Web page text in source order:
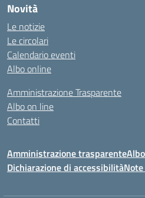
Novità
Le notizie
Le circolari
Calendario eventi
Albo online
Amministrazione Trasparente
Albo on line
Contatti
Amministrazione trasparente
Dichiarazione di accessibilità